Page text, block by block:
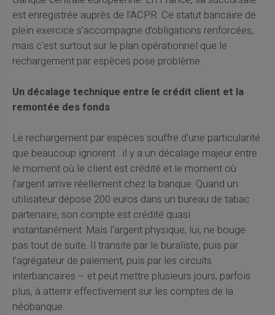
est enregistrée auprès de l'ACPR. Ce statut bancaire de
plein exercice s'accompagne d'obligations renforcées,
mais c'est surtout sur le plan opérationnel que le
rechargement par espèces pose problème.
Un décalage technique entre le crédit client et la
remontée des fonds
Le rechargement par espèces souffre d'une particularité
que beaucoup ignorent : il y a un décalage majeur entre
le moment où le client est crédité et le moment où
l'argent arrive réellement chez la banque. Quand un
utilisateur dépose 200 euros dans un bureau de tabac
partenaire, son compte est crédité quasi
instantanément. Mais l'argent physique, lui, ne bouge
pas tout de suite. Il transite par le buraliste, puis par
l'agrégateur de paiement, puis par les circuits
interbancaires – et peut mettre plusieurs jours, parfois
plus, à atterrir effectivement sur les comptes de la
néobanque.